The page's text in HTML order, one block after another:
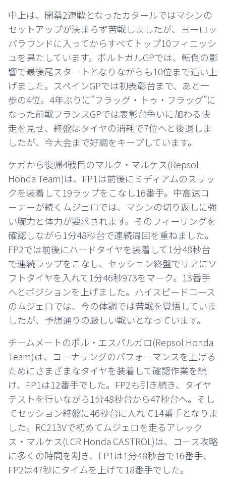
中上は、開幕2連戦となったカタールではマシンの
セットアップが決まらず苦戦しましたが、ヨーロッ
パラウンドに入ってからすべてトップ10フィニッシ
ュを果たしています。ポルトガルGPでは、転倒の影
響で最後尾スタートとなりながらも10位まで追い上
げました。スペインGPでは初表彰台まで、あと一
歩の4位。4年ぶりに”フラッグ・トゥ・フラッグ”に
なった前戦フランスGPでは表彰台争いに加わる快
走を見せ、終盤はタイヤの消耗で7位へと後退しま
したが、今大会まで好調をキープしています。
ケガから復帰4戦目のマルク・マルケス(Repsol
Honda Team)は、FP1は前後にミディアムのスリッ
クを装着して19ラップをこなし16番手。中高速コ
ーナーが続くムジェロでは、マシンの切り返しに強
い腕力と体力が要求されます。そのフィーリングを
確認しながら1分48秒台で連続周回を重ねました。
FP2では前後にハードタイヤを装着して1分48秒台
で連続ラップをこなし、セッション終盤でリアにソ
フトタイヤを入れて1分46秒973をマーク。13番手
へとポジションを上げました。ハイスピードコース
のムジェロでは、今の体調では苦戦を覚悟していま
したが、予想通りの厳しい戦いとなっています。
チームメートのポル・エスパルガロ(Repsol Honda
Team)は、コーナリングのパフォーマンスを上げる
ためにさまざまなタイヤを装着して確認作業を続
け、FP1は12番手でした。FP2も引き続き、タイヤ
テストを行いながら1分48秒台から47秒台へ。そし
てセッション終盤に46秒台に入れて14番手となりま
した。RC213Vで初めてムジェロを走るアレック
ス・マルケス(LCR Honda CASTROL)は、コース攻略
に多くの時間を割き、FP1は1分48秒台で16番手、
FP2は47秒にタイムを上げて18番手でした。